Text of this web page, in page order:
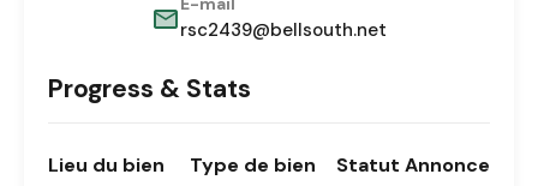
rsc2439@bellsouth.net
Progress & Stats
Lieu du bien Type de bien Statut Annonce